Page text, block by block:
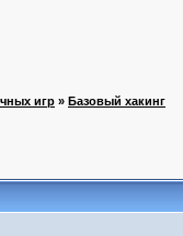
игр » Базовый хакинг